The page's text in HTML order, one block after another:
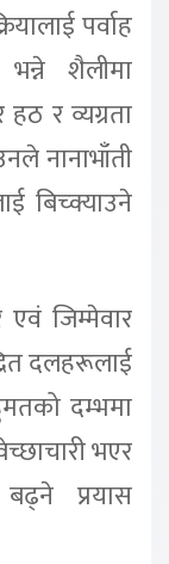
पर्वाह
शैलीमा
हठ र व्यग्रता
नानाभाँती
बिच्क्याउने
एवं जिम्मेवार
दलहरूलाई
दम्भमा
भएर
प्रयास